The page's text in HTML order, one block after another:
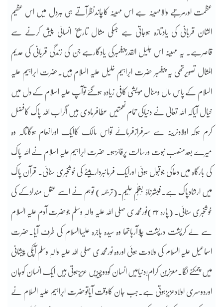
عظمت اورمرتبے والامہینہ ہے اس مہینہ کاچاندنظرآتے ہی ہردل میں اس عظیم
الشان قربانی کی یادتازہ ہوجاتی ہے جسکی مثال تاریخ انسانی پیش کرنے سے
قاصرہے۔ یہ مہینہ اس جلیل القدرپیغمبرکی یادگارہے جن کی زندگی قربانی کی عدیم
المثال تصویرتھی یہ پیغمبر حضرت ابراہیم خلیل علیہ السلام ہیں۔حضرت ابراہیم علیہ
السلام کے پاس مال ومنال مویشی کافی زیادہ ہوگئے توآپ علیہ السلام کے دل میں
خیال آیاکہ اللہ تعالیٰ نے دنیاکی تمام نعمتیں عطافرمادی ہیں اگراب اللہ پاک کافضل
کرم ہوکہ اولادنرینہ سے سرفرازفرمائے تواس مالک کاایک اورانعام ہوگاتاکہ وہ
میرے بعدمنصب نبوت ورسالت پرفائزہو۔ حضرت ابراہیم علیہ السلام نے اللہ پاک
کی بارگاہ میں دعاکی جوقبول ہوئی اورایک فرمانبرداربیٹے کی خوشخبری سنائی۔ قرآن پاک
میں ارشادپاک ہے۔فَبَشَّرْنَاہُ بِغُلٰمِِ حَلِیْمِِ۔(ترجمہ) توہم نے اسے عقل مندلڑکے کی
خوشخبری سنائی۔ (پارہ ۳۲)نورمحمدی صلی اللہ علیہ والہٖ وسلم جوحضرت آدم علیہ السلام
سے لے کرپشت درپشت چلاآرہاتھا وہ سیدہ ہاجرہ علیہاالسلام کی طرف آیا۔حضرت
اسماعیل علیہ السلام کی ولادت ہوئی اوروہ نورمحمدی صلی اللہ علیہ والہٖ وسلم آپکی پیشانی
میں چمکنے لگا۔معززین کرام!دنیامیں انسان کودوچیزیں عزیزہوتی ہیں ایک انسان کوجان
اوردوسری اولادعزیزہوتی ہے۔جب جان کاوقت آیاتوحضرت ابراہیم علیہ السلام نے